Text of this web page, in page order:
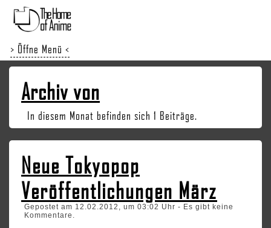
> Öffne Menü <
Archiv von
In diesem Monat befinden sich 1 Beiträge.
Neue Tokyopop
Veröffentlichungen März
Gepostet am 12.02.2012, um 03:02 Uhr - Es gibt keine
Kommentare.